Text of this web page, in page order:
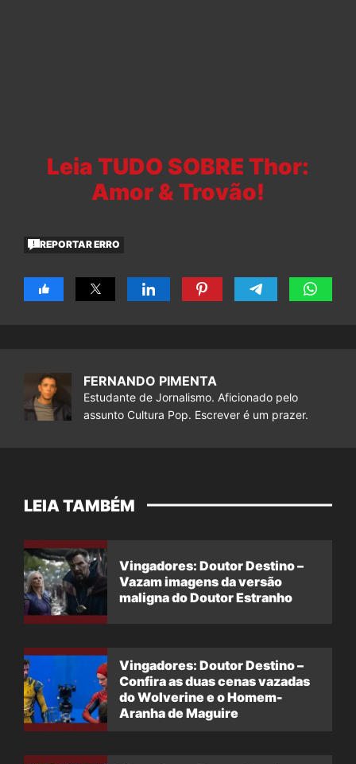
Leia TUDO SOBRE Thor:
Amor & Trovão!
REPORTAR ERRO
FERNANDO PIMENTA
Estudante de Jornalismo. Aficionado pelo
assunto Cultura Pop. Escrever é um prazer.
LEIA TAMBÉM
Vingadores: Doutor Destino –
Vazam imagens da versão
maligna do Doutor Estranho
Vingadores: Doutor Destino –
Confira as duas cenas vazadas
do Wolverine e o Homem-
Aranha de Maguire